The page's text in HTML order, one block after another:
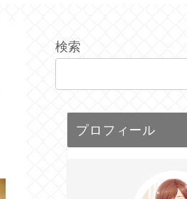
検索
プロフィール